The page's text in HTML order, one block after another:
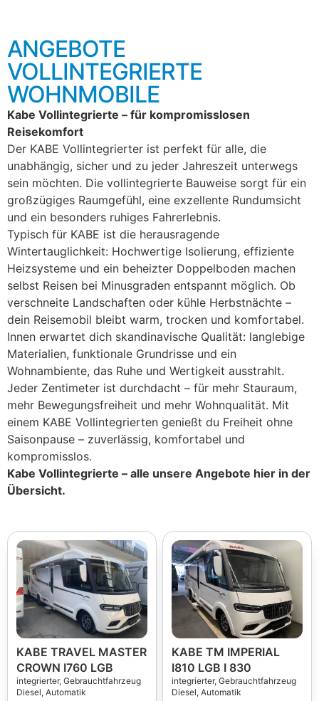
ANGEBOTE
VOLLINTEGRIERTE
WOHNMOBILE
Kabe Vollintegrierte – für kompromisslosen
Reisekomfort
Der KABE Vollintegrierter ist perfekt für alle, die
unabhängig, sicher und zu jeder Jahreszeit unterwegs
sein möchten. Die vollintegrierte Bauweise sorgt für ein
großzügiges Raumgefühl, eine exzellente Rundumsicht
und ein besonders ruhiges Fahrerlebnis.
Typisch für KABE ist die herausragende
Wintertauglichkeit: Hochwertige Isolierung, effiziente
Heizsysteme und ein beheizter Doppelboden machen
selbst Reisen bei Minusgraden entspannt möglich. Ob
verschneite Landschaften oder kühle Herbstnächte –
dein Reisemobil bleibt warm, trocken und komfortabel.
Innen erwartet dich skandinavische Qualität: langlebige
Materialien, funktionale Grundrisse und ein
Wohnambiente, das Ruhe und Wertigkeit ausstrahlt.
Jeder Zentimeter ist durchdacht – für mehr Stauraum,
mehr Bewegungsfreiheit und mehr Wohnqualität. Mit
einem KABE Vollintegrierten genießt du Freiheit ohne
Saisonpause – zuverlässig, komfortabel und
kompromisslos.
Kabe Vollintegrierte – alle unsere Angebote hier in der
Übersicht.
KABE TRAVEL MASTER
CROWN I760 LGB
integrierter, Gebrauchtfahrzeug
Diesel, Automatik
KABE TM IMPERIAL
I810 LGB I 830
integrierter, Gebrauchtfahrzeug
Diesel, Automatik